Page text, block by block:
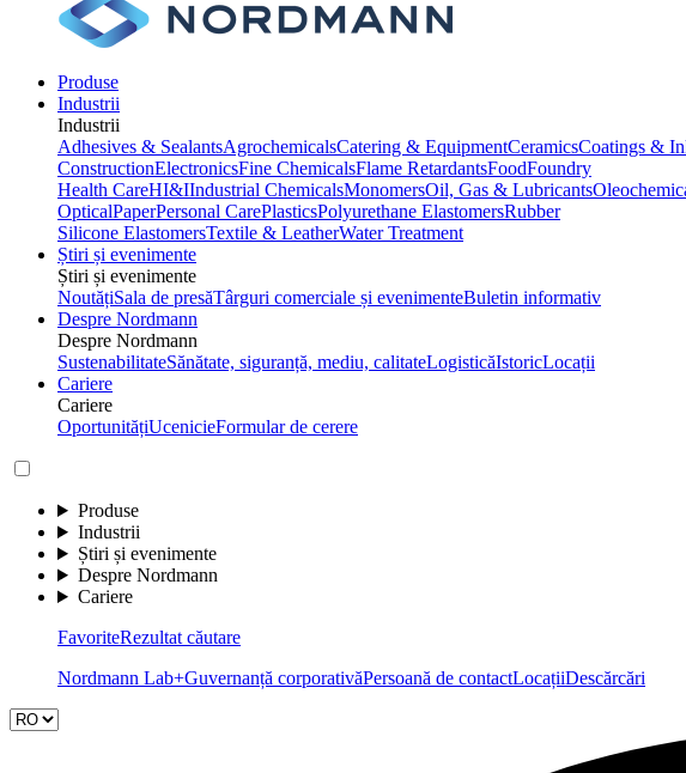
Produse
Industrii
Industrii
Adhesives & SealantsAgrochemicalsCatering & EquipmentCeramicsCoatings &
ConstructionElectronicsFine ChemicalsFlame RetardantsFoodFoundry
Health CareHI&IIndustrial ChemicalsMonomersOil, Gas & Lubricants
OpticalPaperPersonal CarePlasticsPolyurethane ElastomersRubber
Silicone ElastomersTextile & LeatherWater Treatment
Știri și evenimente
Știri și evenimente
NoutățiSala de presăTârguri comerciale și evenimenteBuletin informativ
Despre Nordmann
Despre Nordmann
SustenabilitateSănătate, siguranță, mediu, calitateLogisticăIstoricLocații
Cariere
Cariere
OportunitățiUcenicieFormular de cerere
Produse
Industrii
Știri și evenimente
Despre Nordmann
Cariere
FavoriteRezultat căutare
Nordmann Lab+Guvernanță corporativăPersoană de contactLocațiiDescărcări